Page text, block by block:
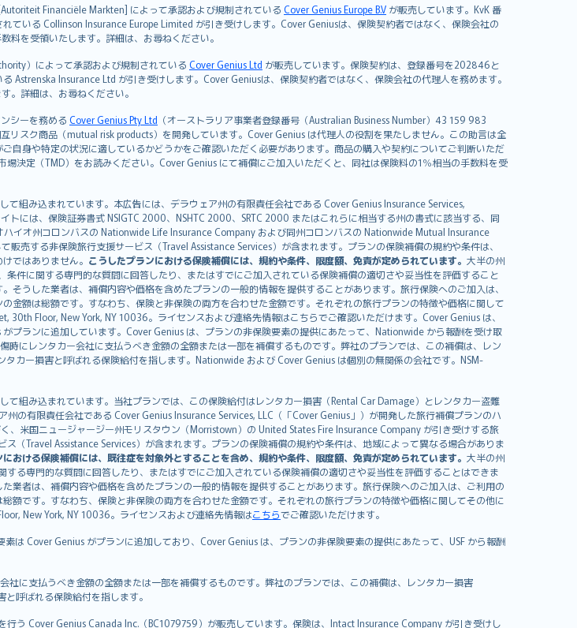
Financiële Markten] によって承認および規制されている Cover Genius Europe B.V が販売しています。KvK 番
いる Collinson Insurance Europe Limited が引き受けします。Cover Geniusは、保険契約者ではなく、保険会社の
料を受領いたします。詳細は、お尋ねください。
）によって承認および規制されている Cover Genius Ltd が販売しています。保険契約は、登録番号を202846と
Insurance Ltd が引き受けします。Cover Geniusは、保険契約者ではなく、保険会社の代理人を務めます。
。詳細は、お尋ねください。
シーを務める Cover Genius Pty Ltd （オーストラリア事業者登録番号（Australian Business Number）43 159 983
スク商品（mutual risk products）を開発しています。Cover Genius は代理人の役割を果たしません。この助言は全
自身や特定の状況に適しているかどうかをご確認いただく必要があります。商品の購入や契約についてご判断いただ
決定（TMD）をお読みください。Cover Genius にて補償にご加入いただくと、同社は保険料の1％相当の手数料を受
組み込まれています。本広告には、デラウェア州の有限責任会社である Cover Genius Insurance Services,
には、保険証券書式 NSIGTC 2000、NSHTC 2000、SRTC 2000 またはこれらに相当する州の書式に該当する、同
イオ州コロンバスの Nationwide Life Insurance Company および同州コロンバスの Nationwide Mutual Insurance
売する非保険旅行支援サービス（Travel Assistance Services）が含まれます。プランの保険補償の規約や条件は、
ではありません。 こうしたプランにおける保険補償には、規約や条件、限度額、免責が定められています。 大半の州
件に関する専門的な質問に回答したり、またはすでにご加入されている保険補償の適切さや妥当性を評価すること
うした業者は、補償内容や価格を含めたプランの一般的情報を提供することがあります。旅行保険へのご加入は、
金額は総額です。すなわち、保険と非保険の両方を合わせた金額です。それぞれの旅行プランの特徴や価格に関して
Floor, New York, NY 10036。ライセンスおよび連絡先情報はこちらでご確認いただけます。Cover Genius は、
プランに追加しています。Cover Genius は、プランの非保険要素の提供にあたって、Nationwide から報酬を受け取
にレンタカー会社に支払うべき金額の全額または一部を補償するものです。弊社のプランでは、この補償は、レン
カー損害と呼ばれる保険給付を指します。Nationwide および Cover Genius は個別の無関係の会社です。NSM-
て組み込まれています。当社プランでは、この保険給付はレンタカー損害（Rental Car Damage）とレンタカー盗難
の有限責任会社である Cover Genius Insurance Services, LLC（「Cover Genius」）が開発した旅行補償プランのハ
米国ニュージャージー州モリスタウン（Morristown）の United States Fire Insurance Company が引き受けする旅
（Travel Assistance Services）が含まれます。プランの保険補償の規約や条件は、地域によって異なる場合がありま
おける保険補償には、既往症を対象外とすることを含め、規約や条件、限度額、免責が定められています。 大半の州
る専門的な質問に回答したり、またはすでにご加入されている保険補償の適切さや妥当性を評価することはできま
業者は、補償内容や価格を含めたプランの一般的情報を提供することがあります。旅行保険へのご加入は、ご利用の
です。すなわち、保険と非保険の両方を合わせた金額です。それぞれの旅行プランの特徴や価格に関してその他に
New York, NY 10036。ライセンスおよび連絡先情報はこちらでご確認いただけます。
は Cover Genius がプランに追加しており、Cover Genius は、プランの非保険要素の提供にあたって、USF から報酬
に支払うべき金額の全額または一部を補償するものです。弊社のプランでは、この補償は、レンタカー損害
呼ばれる保険給付を指します。
う Cover Genius Canada Inc.（BC1079759）が販売しています。保険は、Intact Insurance Company が引き受けし